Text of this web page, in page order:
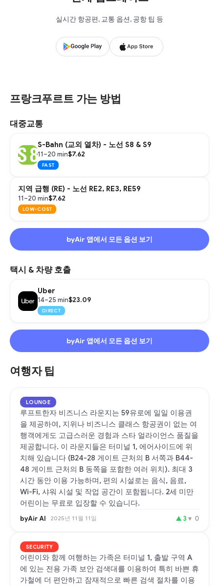
실시간 항공편, 교통 옵션, 공항 팁 등
프랑크푸르트 가는 방법
대중교통
S-Bahn (교외 열차) - 노선 S8 & S9
11–20 min$7.62
FAST
지역 급행 (RE) - 노선 RE2, RE3, RE59
11–20 min$7.62
LOW-COST
byAir 앱에서 모든 옵션 보기
택시 & 차량 호출
Uber
14–25 min$23.09
DIRECT
byAir 앱에서 모든 옵션 보기
여행자 팁
LOUNGE
루프트한자 비즈니스 라운지는 59유로에 일일 이용권
을 제공하여, 지위나 비즈니스 클래스 항공권이 없는 여
행객에게도 고급스러운 경험과 스타 얼라이언스 품질을
제공합니다. 이 라운지들은 터미널 1, 에어사이드에 위
치해 있습니다 (B24-28 게이트 근처의 B 서쪽과 B44-
48 게이트 근처의 B 동쪽을 포함한 여러 위치). 최대 3
시간 동안 이용 가능하며, 편의 시설로는 음식, 음료,
Wi-Fi, 샤워 시설 및 작업 공간이 포함됩니다. 2세 미만
어린이는 무료로 입장할 수 있습니다.
byAir AI 2025년 11월 11일 ▲ 3 ▼ 0
SECURITY
어린이와 함께 여행하는 가족은 터미널 1, 출발 구역 A
에 있는 전용 가족 보안 검색대를 이용하여 특히 바쁜 휴
가철에 더 편안하고 잠재적으로 빠른 검색 절차를 이용